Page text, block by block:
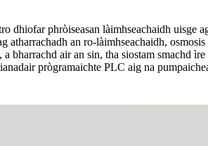
dhiofar phròiseasan làimhseachaidh uisge
atharrachadh an ro-làimhseachaidh,
bharrachd air an sin, tha siostam smachd
prògramaichte PLC aig na